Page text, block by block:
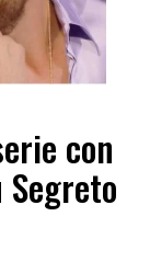
con
Segreto